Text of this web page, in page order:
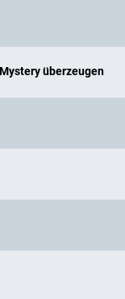
überzeugen